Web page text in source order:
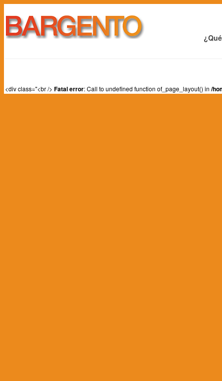
<div class="<br /> Fatal error: Call to undefined function of_page_layout() in /